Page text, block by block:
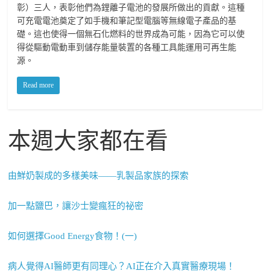
彰）三人，表彰他們為鋰離子電池的發展所做出的貢獻。這種
可充電電池奠定了如手機和筆記型電腦等無線電子產品的基
礎。這也使得一個無石化燃料的世界成為可能，因為它可以使
得從驅動電動車到儲存能量裝置的各種工具能運用可再生能
源。
Read more
本週大家都在看
由鮮奶製成的多樣美味——乳製品家族的探索
加一點鹽巴，讓沙士變瘋狂的祕密
如何選擇Good Energy食物！(一)
病人覺得AI醫師更有同理心？AI正在介入真實醫療現場！